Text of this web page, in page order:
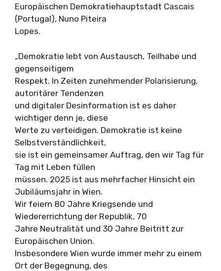
Europäischen Demokratiehauptstadt Cascais
(Portugal), Nuno Piteira
Lopes.
„Demokratie lebt von Austausch, Teilhabe und
gegenseitigem
Respekt. In Zeiten zunehmender Polarisierung,
autoritärer Tendenzen
und digitaler Desinformation ist es daher
wichtiger denn je, diese
Werte zu verteidigen. Demokratie ist keine
Selbstverständlichkeit,
sie ist ein gemeinsamer Auftrag, den wir Tag für
Tag mit Leben füllen
müssen. 2025 ist aus mehrfacher Hinsicht ein
Jubiläumsjahr in Wien.
Wir feiern 80 Jahre Kriegsende und
Wiedererrichtung der Republik, 70
Jahre Neutralität und 30 Jahre Beitritt zur
Europäischen Union.
Insbesondere Wien wurde immer mehr zu einem
Ort der Begegnung, des